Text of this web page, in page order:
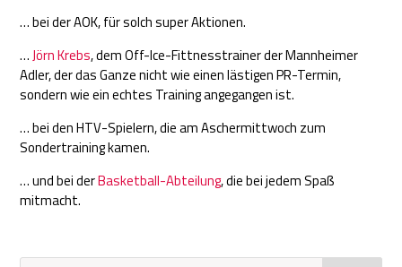
… bei der AOK, für solch super Aktionen.
…Jörn Krebs, dem Off-Ice-Fittnesstrainer der Mannheimer
Adler, der das Ganze nicht wie einen lästigen PR-Termin,
sondern wie ein echtes Training angegangen ist.
… bei den HTV-Spielern, die am Aschermittwoch zum
Sondertraining kamen.
… und bei derBasketball-Abteilung, die bei jedem Spaß
mitmacht.